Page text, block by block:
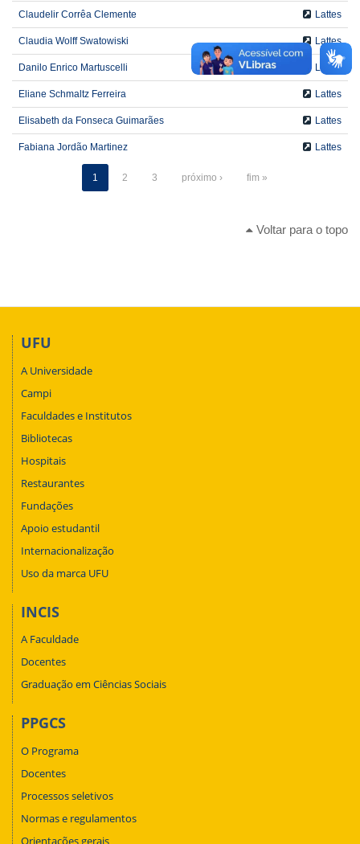
Claudelir Corrêa Clemente Lattes
Claudia Wolff Swatowiski Lattes
Danilo Enrico Martuscelli Lattes
Eliane Schmaltz Ferreira Lattes
Elisabeth da Fonseca Guimarães Lattes
Fabiana Jordão Martinez Lattes
1 2 3 próximo › fim »
Voltar para o topo
UFU
A Universidade
Campi
Faculdades e Institutos
Bibliotecas
Hospitais
Restaurantes
Fundações
Apoio estudantil
Internacionalização
Uso da marca UFU
INCIS
A Faculdade
Docentes
Graduação em Ciências Sociais
PPGCS
O Programa
Docentes
Processos seletivos
Normas e regulamentos
Orientações gerais